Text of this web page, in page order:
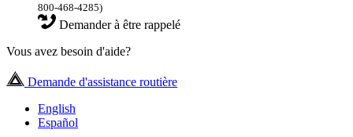
800-468-4285)
Demander à être rappelé
Vous avez besoin d'aide?
Demande d'assistance routière
English
Español